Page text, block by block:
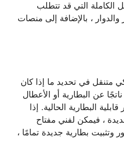
الكاملة التي قد تتطلب
والدوار ، بالإضافة إلى منصات
متنقل في تحديد ما إذا كان
عن البطارية أو الأعطال
البطارية الحالية. إذا
، فيمكن لفني مفتاح
وتثبيت بطارية جديدة تمامًا ،